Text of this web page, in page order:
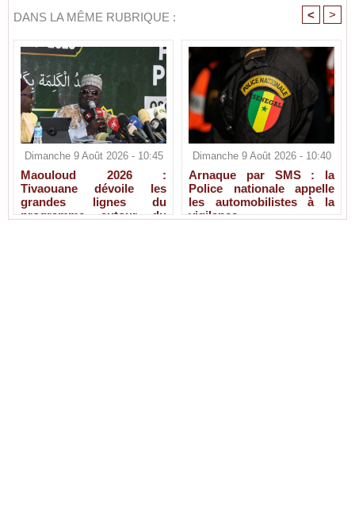
DANS LA MÊME RUBRIQUE : < >
Dimanche 9 Août 2026 - 10:45
Maouloud 2026 :
Tivaouane dévoile les
grandes lignes du
programme autour du
Dimanche 9 Août 2026 - 10:40
Arnaque par SMS : la
Police nationale appelle
les automobilistes à la
vigilance